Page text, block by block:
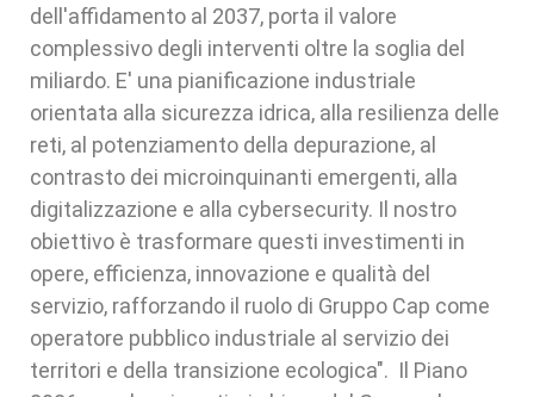
dell'affidamento al 2037, porta il valore
complessivo degli interventi oltre la soglia del
miliardo. E' una pianificazione industriale
orientata alla sicurezza idrica, alla resilienza delle
reti, al potenziamento della depurazione, al
contrasto dei microinquinanti emergenti, alla
digitalizzazione e alla cybersecurity. Il nostro
obiettivo è trasformare questi investimenti in
opere, efficienza, innovazione e qualità del
servizio, rafforzando il ruolo di Gruppo Cap come
operatore pubblico industriale al servizio dei
territori e della transizione ecologica". Il Piano